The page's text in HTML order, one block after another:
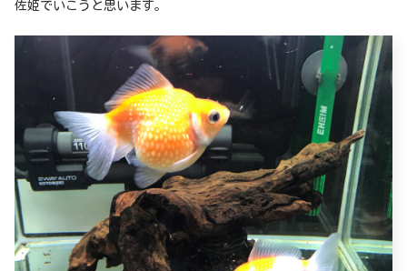
佐姫でいこうと思います。